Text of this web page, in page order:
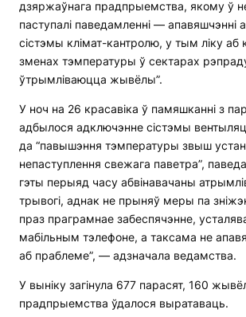
дзяржаўнага прадпрыемства, якому ў
паступалі паведамленні — апавяшчэнні
сістэмы клімат-кантролю, у тым ліку
зменах тэмпературы ў сектарах
ўтрымліваюцца жывёлы”.
У ноч на 26 красавіка ў памяшканні з
адбылося адключэнне сістэмы
да “павышэння тэмпературы звыш
непаступлення свежага паветра”,
гэты перыяд часу абвінавачаны
трывогі, аднак не прыняў меры па
праз праграмнае забеспячэнне,
мабільным тэлефоне, а таксама не
аб праблеме”, — адзначала ведамства.
У выніку загінула 677 парасят, 160
прадпрыемства ўдалося выратаваць.